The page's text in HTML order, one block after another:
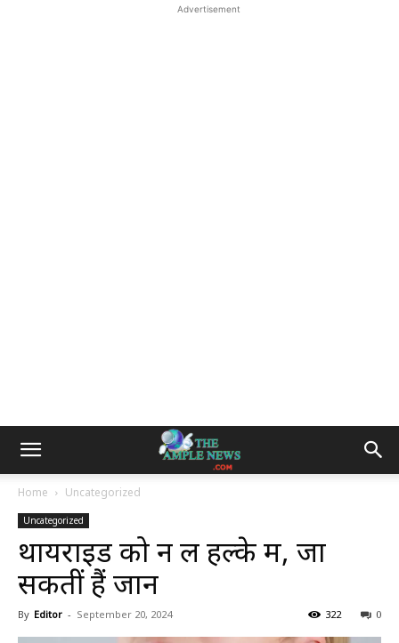
Advertisement
Home Uncategorized
Uncategorized
थायराइड को न लें हल्के में, जा
सकतीं हैं जान
By Editor - September 20, 2024 0
322